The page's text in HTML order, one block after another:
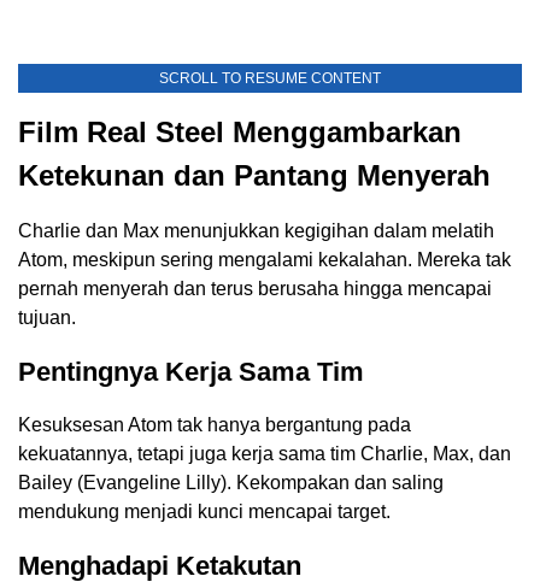
SCROLL TO RESUME CONTENT
Film Real Steel Menggambarkan
Ketekunan dan Pantang Menyerah
Charlie dan Max menunjukkan kegigihan dalam melatih
Atom, meskipun sering mengalami kekalahan. Mereka tak
pernah menyerah dan terus berusaha hingga mencapai
tujuan.
Pentingnya Kerja Sama Tim
Kesuksesan Atom tak hanya bergantung pada
kekuatannya, tetapi juga kerja sama tim Charlie, Max, dan
Bailey (Evangeline Lilly). Kekompakan dan saling
mendukung menjadi kunci mencapai target.
Menghadapi Ketakutan